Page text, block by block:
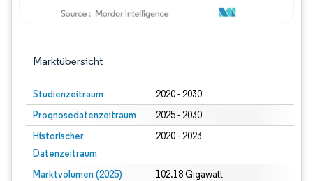
Marktübersicht
Studienzeitraum 2020 - 2030
Prognosedatenzeitraum 2025 - 2030
Historischer
Datenzeitraum
2020 - 2023
Marktvolumen (2025) 102.18 Gigawatt